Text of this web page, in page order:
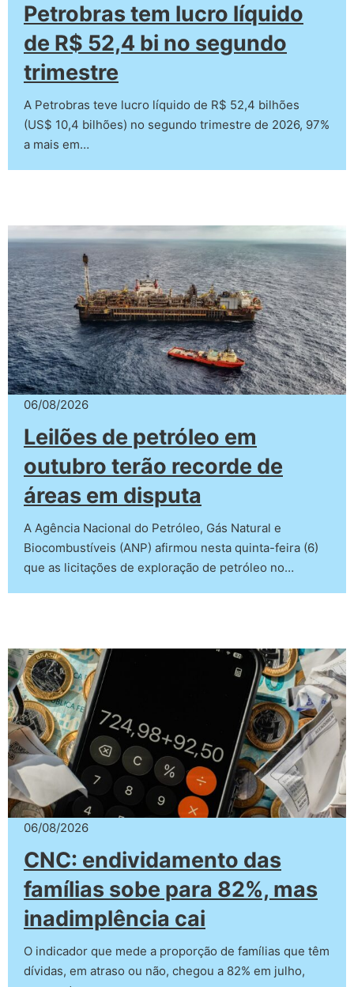
Petrobras tem lucro líquido
de R$ 52,4 bi no segundo
trimestre
A Petrobras teve lucro líquido de R$ 52,4 bilhões
(US$ 10,4 bilhões) no segundo trimestre de 2026, 97%
a mais em…
06/08/2026
Leilões de petróleo em
outubro terão recorde de
áreas em disputa
A Agência Nacional do Petróleo, Gás Natural e
Biocombustíveis (ANP) afirmou nesta quinta-feira (6)
que as licitações de exploração de petróleo no…
06/08/2026
CNC: endividamento das
famílias sobe para 82%, mas
inadimplência cai
O indicador que mede a proporção de famílias que têm
dívidas, em atraso ou não, chegou a 82% em julho,